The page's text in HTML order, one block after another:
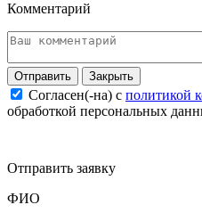
Комментарий
Закрыть
Согласен(-на) c политикой
обработкой персональных
Отправить заявку
ФИО